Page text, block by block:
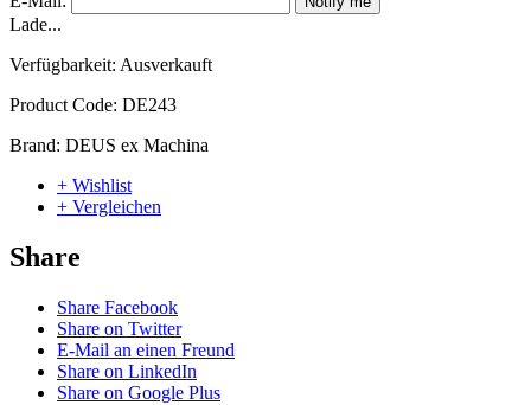
Lade...
Verfügbarkeit: Ausverkauft
Product Code: DE243
Brand: DEUS ex Machina
+ Wishlist
+ Vergleichen
Share
Share Facebook
Share on Twitter
E-Mail an einen Freund
Share on LinkedIn
Share on Google Plus